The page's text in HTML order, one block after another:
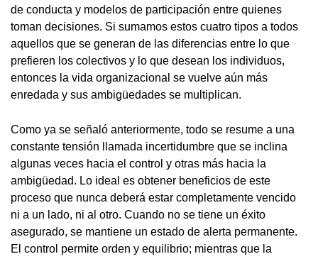
de conducta y modelos de participación entre quienes
toman decisiones. Si sumamos estos cuatro tipos a todos
aquellos que se generan de las diferencias entre lo que
prefieren los colectivos y lo que desean los individuos,
entonces la vida organizacional se vuelve aún más
enredada y sus ambigüedades se multiplican.
Como ya se señaló anteriormente, todo se resume a una
constante tensión llamada incertidumbre que se inclina
algunas veces hacia el control y otras más hacia la
ambigüedad. Lo ideal es obtener beneficios de este
proceso que nunca deberá estar completamente vencido
ni a un lado, ni al otro. Cuando no se tiene un éxito
asegurado, se mantiene un estado de alerta permanente.
El control permite orden y equilibrio; mientras que la